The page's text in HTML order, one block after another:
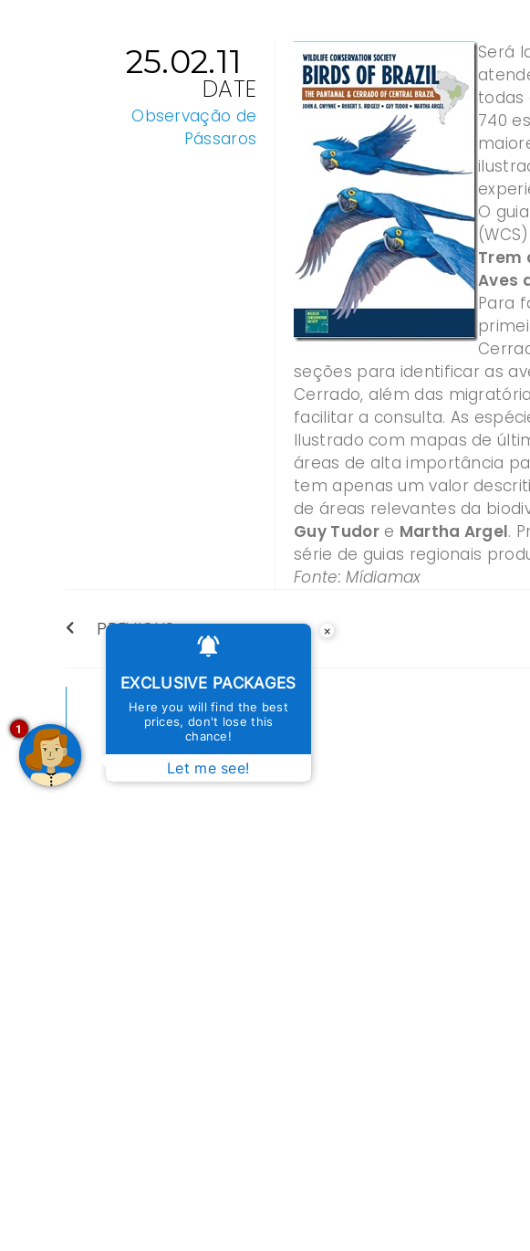
25.02.11
DATE
Observação de
Pássaros
Será
todas
740
O
Trem
Aves
Para
seções para identificar as
Cerrado, além das
facilitar a consulta. As
Ilustrado com mapas de
áreas de alta importância
tem apenas um valor
de áreas relevantes da
Guy Tudore Martha Argel.
série de guias regionais
Fonte: Mídiamax
PREVIOUS
MORE
ARTICLES
×
EXCLUSIVE PACKAGES
Here you will find the best
prices, don't lose this
chance!
Let me see!
1